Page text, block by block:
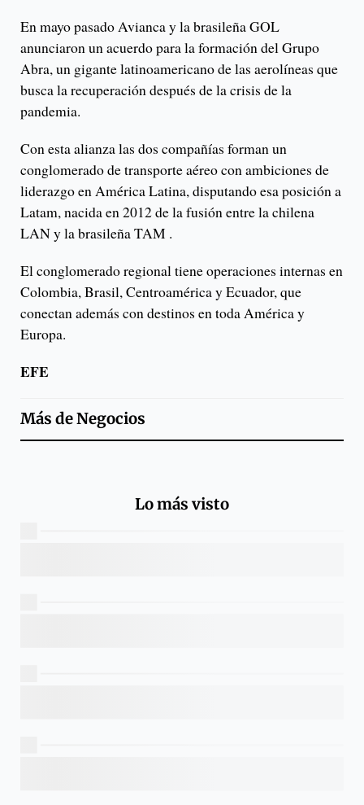
En mayo pasado Avianca y la brasileña GOL
anunciaron un acuerdo para la formación del Grupo
Abra, un gigante latinoamericano de las aerolíneas que
busca la recuperación después de la crisis de la
pandemia.
Con esta alianza las dos compañías forman un
conglomerado de transporte aéreo con ambiciones de
liderazgo en América Latina, disputando esa posición a
Latam, nacida en 2012 de la fusión entre la chilena
LAN y la brasileña TAM .
El conglomerado regional tiene operaciones internas en
Colombia, Brasil, Centroamérica y Ecuador, que
conectan además con destinos en toda América y
Europa.
EFE
Más deNegocios
Lo más visto